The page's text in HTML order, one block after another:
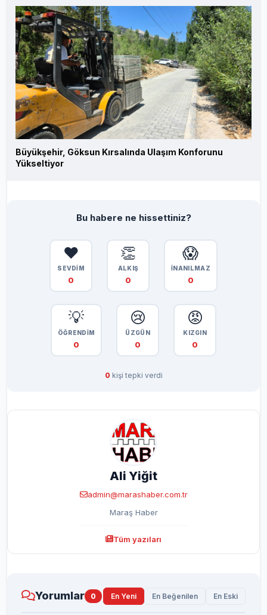
Büyükşehir, Göksun Kırsalında Ulaşım Konforunu
Yükseltiyor
Bu habere ne hissettiniz?
❤️
SEVDİM
0
👏
ALKIŞ
0
😱
İNANILMAZ
0
💡
ÖĞRENDİM
0
😢
ÜZGÜN
0
😡
KIZGIN
0
0 kişi tepki verdi
Ali Yiğit
admin@marashaber.com.tr
Maraş Haber
Tüm yazıları
Yorumlar 0 En Yeni En Beğenilen En Eski